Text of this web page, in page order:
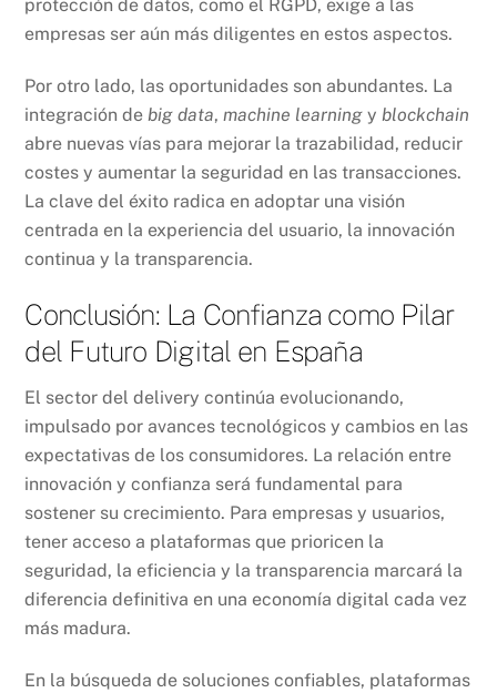
protección de datos, como el RGPD, exige a las
empresas ser aún más diligentes en estos aspectos.
Por otro lado, las oportunidades son abundantes. La
integración de big data, machine learning y blockchain
abre nuevas vías para mejorar la trazabilidad, reducir
costes y aumentar la seguridad en las transacciones.
La clave del éxito radica en adoptar una visión
centrada en la experiencia del usuario, la innovación
continua y la transparencia.
Conclusión: La Confianza como Pilar
del Futuro Digital en España
El sector del delivery continúa evolucionando,
impulsado por avances tecnológicos y cambios en las
expectativas de los consumidores. La relación entre
innovación y confianza será fundamental para
sostener su crecimiento. Para empresas y usuarios,
tener acceso a plataformas que prioricen la
seguridad, la eficiencia y la transparencia marcará la
diferencia definitiva en una economía digital cada vez
más madura.
En la búsqueda de soluciones confiables, plataformas